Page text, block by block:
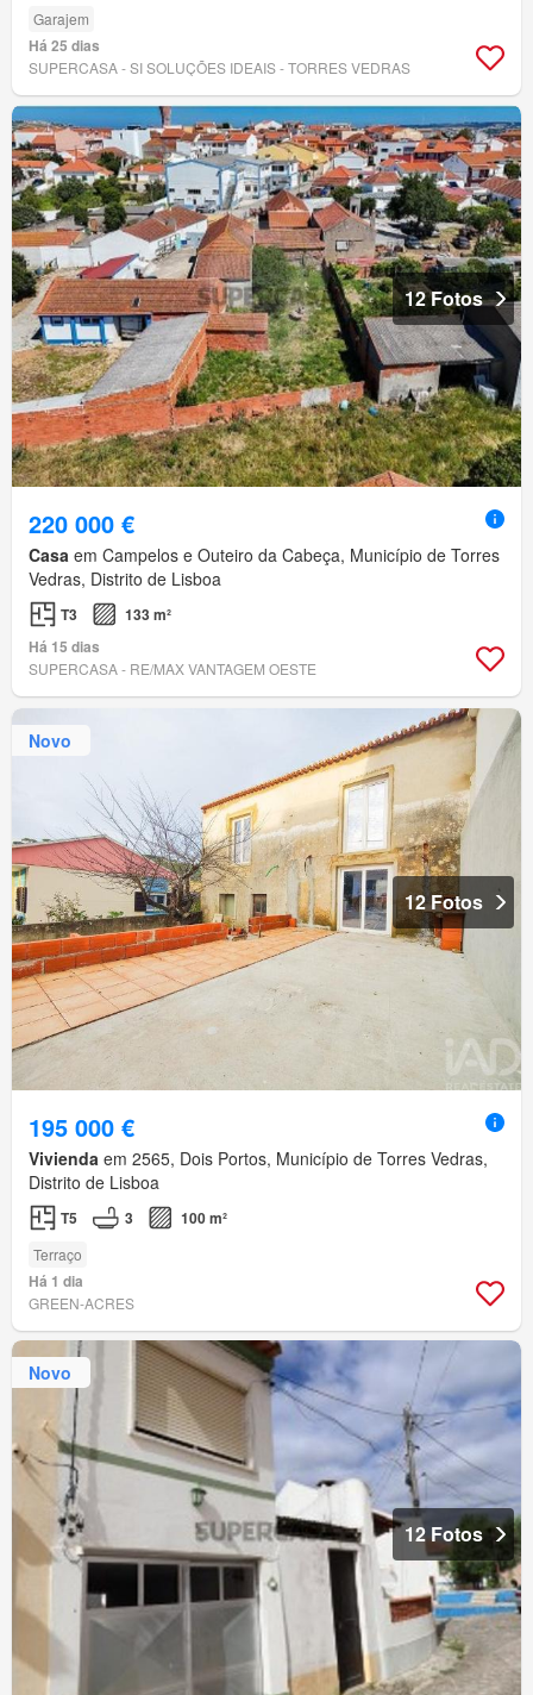
Garajem
Há 25 dias
SUPERCASA - SI SOLUÇÕES IDEAIS - TORRES VEDRAS
12 Fotos
220 000 €
Casa em Campelos e Outeiro da Cabeça, Município de Torres
Vedras, Distrito de Lisboa
T3
133 m²
Há 15 dias
SUPERCASA - RE/MAX VANTAGEM OESTE
Novo
12 Fotos
195 000 €
Vivienda em 2565, Dois Portos, Município de Torres Vedras,
Distrito de Lisboa
T5 3 100 m²
Terraço
Há 1 dia
GREEN-ACRES
Novo
12 Fotos